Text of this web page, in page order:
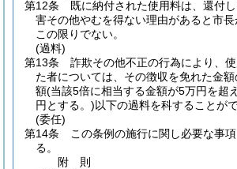
第12条
既に納付された使用料は、還付し
害その他やむを得ない理由があると市長
この限りでない。
(過料)
第13条
詐欺その他不正の行為により、
た者については、その徴収を免れた金
額(当該5倍に相当する金額が5万円を超
円とする。)以下の過料を科することがで
(委任)
第14条
この条例の施行に関し必要な事
る。
附 則